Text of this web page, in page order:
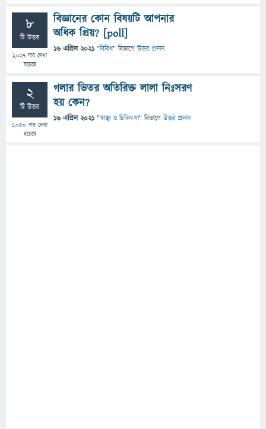
8
টি উত্তর
1,027 বার দেখা
হয়েছে
বিজ্ঞানের কোন বিষয়টি আপনার
অধিক প্রিয়? [poll]
16 এপ্রিল 2021 "বিবিধ" বিভাগে উত্তর প্রদান
2
টি উত্তর
1,050 বার দেখা
হয়েছে
গলার ভিতর অতিরিক্ত লালা নিঃসরণ
হয় কেন?
16 এপ্রিল 2021 "স্বাস্থ্য ও চিকিৎসা" বিভাগে উত্তর প্রদান